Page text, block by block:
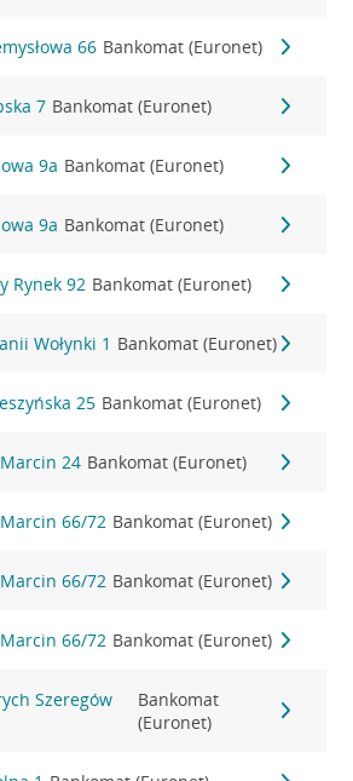
66 Bankomat (Euronet)
7 Bankomat (Euronet)
9a Bankomat (Euronet)
9a Bankomat (Euronet)
Rynek 92 Bankomat (Euronet)
Wołynki 1 Bankomat (Euronet)
25 Bankomat (Euronet)
24 Bankomat (Euronet)
66/72 Bankomat (Euronet)
66/72 Bankomat (Euronet)
66/72 Bankomat (Euronet)
Szeregów
Bankomat
(Euronet)